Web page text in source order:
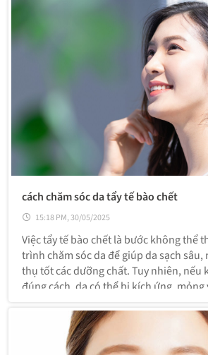
cách chăm sóc da tẩy tế bào chết
15:18 PM, 30/05/2025
Việc tẩy tế bào chết là bước không thể
trình chăm sóc da để giúp da sạch sâu,
thụ tốt các dưỡng chất. Tuy nhiên, nếu
đúng cách, da có thể bị kích ứng, mỏng